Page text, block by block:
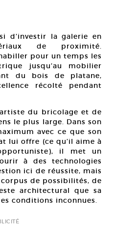
d’investir la galerie en
de proximité.
pour un temps les
jusqu’au mobilier
du bois de platane,
récolté pendant
du bricolage et de
le plus large. Dans son
avec ce que son
lui offre (ce qu’il aime à
il met un
à des technologies
ici de réussite, mais
de possibilités, de
architectural que sa
conditions inconnues.